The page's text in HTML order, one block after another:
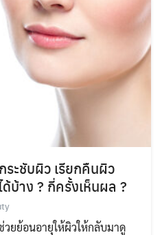
ะชับผิว เรียกคืนผิว
บ้าง ? กี่ครั้งเห็นผล ?
ยย้อนอายุให้ผิวให้กลับมาดู